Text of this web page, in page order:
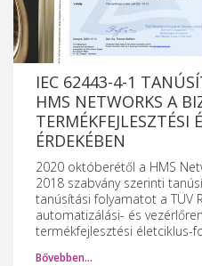
IEC 62443-4-1
HMS NETWORKS A
TERMÉKFEJLESZTÉSI
ÉRDEKÉBEN
2020 októberétől a HMS
2018 szabvány szerinti
tanúsítási folyamatot a TÜV
automatizálási- és
termékfejlesztési életciklus-
Bővebben…